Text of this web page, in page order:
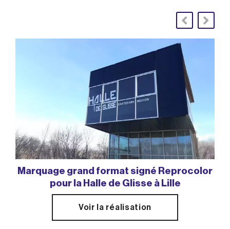
Marquage grand format signé Reprocolor
pour la Halle de Glisse à Lille
Voir la réalisation